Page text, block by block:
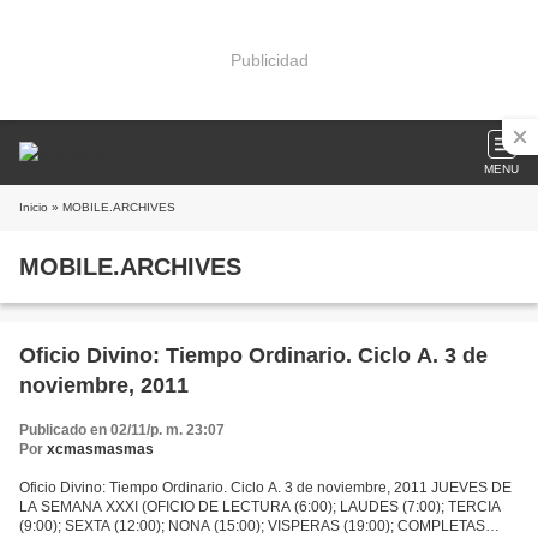
Publicidad
MENU
Inicio » MOBILE.ARCHIVES
MOBILE.ARCHIVES
Oficio Divino: Tiempo Ordinario. Ciclo A. 3 de
noviembre, 2011
Publicado en 02/11/p. m. 23:07
Por xcmasmasmas
Oficio Divino: Tiempo Ordinario. Ciclo A. 3 de noviembre, 2011 JUEVES DE
LA SEMANA XXXI (OFICIO DE LECTURA (6:00); LAUDES (7:00); TERCIA
(9:00); SEXTA (12:00); NONA (15:00); VISPERAS (19:00); COMPLETAS